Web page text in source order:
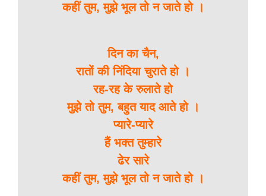
कहीं तुम, मुझे भूल तो न जाते हो ।
दिन का चैन,
रातों की निंदिया चुराते हो ।
रह-रह के रुलाते हो
मुझे तो तुम, बहुत याद आते हो ।
प्यारे-प्यारे
हैं भक्त तुम्हारे
ढेर सारे
कहीं तुम, मुझे भूल तो न जाते हो ।